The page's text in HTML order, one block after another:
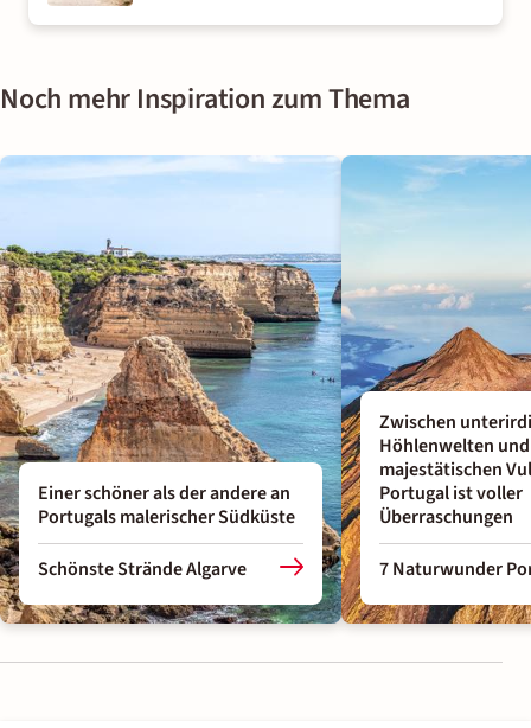
Noch mehr Inspiration zum Thema
Einer schöner als der andere an
Portugals malerischer Südküste
Schönste Strände Algarve
Zwischen
Höhlenwelten und
majestätischen
Portugal ist voller
Überraschungen
7 Naturwunder